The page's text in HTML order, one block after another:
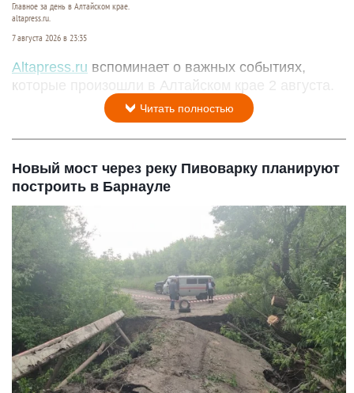
Главное за день в Алтайском крае.
altapress.ru.
7 августа 2026 в 23:35
Altapress.ru вспоминает о важных событиях,
которые произошли в Алтайском крае 2 августа.
Читать полностью
Новый мост через реку Пивоварку планируют
построить в Барнауле